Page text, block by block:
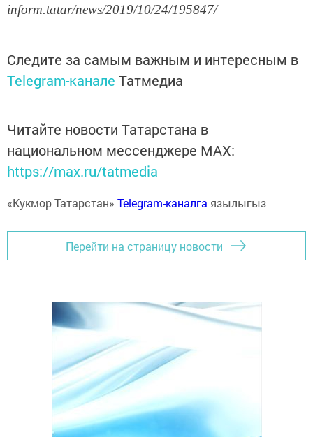
inform.tatar/news/2019/10/24/195847/
Следите за самым важным и интересным в
Telegram-канале Татмедиа
Читайте новости Татарстана в
национальном мессенджере MАХ:
https://max.ru/tatmedia
«Кукмор Татарстан» Telegram-каналга язылыгыз
Перейти на страницу новости